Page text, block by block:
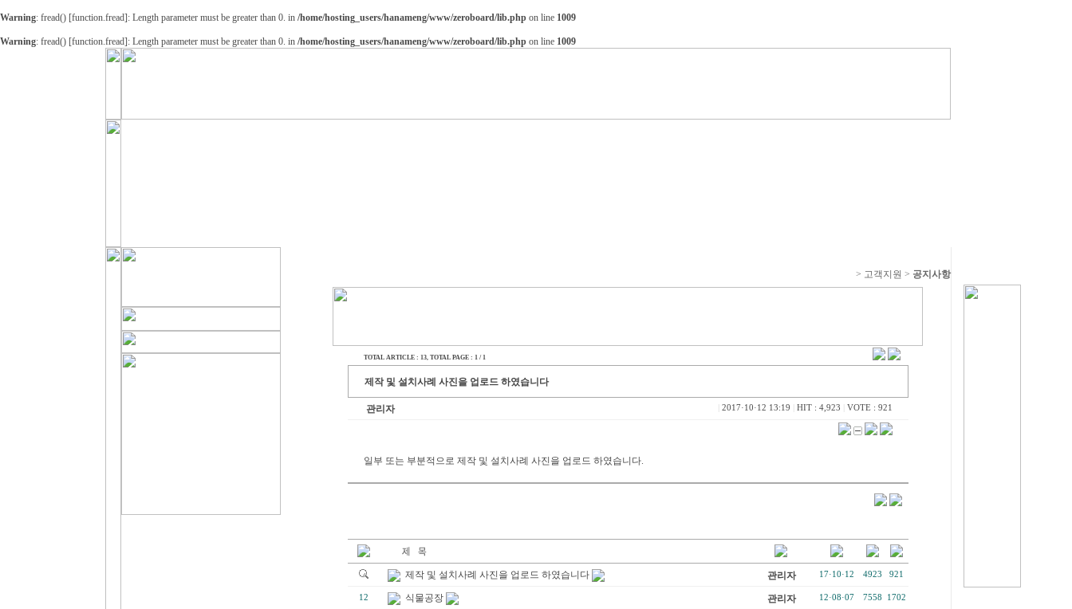
Warning: fread() [function.fread]: Length parameter must be greater than 0. in /home/hosting_users/hanameng/www/zeroboard/lib.php on line 1009
Warning: fread() [function.fread]: Length parameter must be greater than 0. in /home/hosting_users/hanameng/www/zeroboard/lib.php on line 1009
> 고객지원 > 공지사항
TOTAL ARTICLE : 13, TOTAL PAGE : 1 / 1
제작 및 설치사례 사진을 업로드 하였습니다
관리자 2017·10·12 13:19 HIT : 4,923 VOTE : 921
일부 또는 부분적으로 제작 및 설치사례 사진을 업로드 하였습니다.
제작 및 설치사례 사진을 업로드 하였습니다 관리자 17·10·12 4923 921
12 식물공장 관리자 12·08·07 7558 1702